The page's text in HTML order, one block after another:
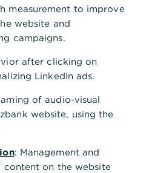
bereits
Firmenkunde
measurement to improve
website and
campaigns.
after clicking on
LinkedIn ads.
of audio-visual
website, using the
: Management and
on the website